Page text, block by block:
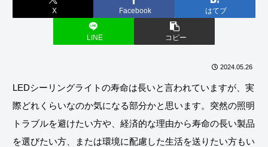
X Facebook はてブ
LINE コピー
2024.05.26
LEDシーリングライトの寿命は長いと言われていますが、実
際どれくらいなのか気になる部分かと思います。突然の照明
トラブルを避けたい方や、経済的な理由から寿命の長い製品
を選びたい方、または環境に配慮した生活を送りたい方もい